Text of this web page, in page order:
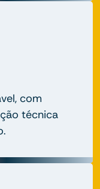
com
técnica